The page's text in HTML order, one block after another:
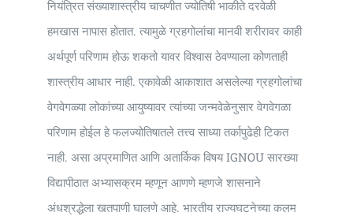
नियंत्रित संख्याशास्त्रीय चाचणीत ज्योतिषी भाकीते दरवेळी
हमखास नापास होतात. त्यामुळे ग्रहगोलांचा मानवी शरीरावर काही
अर्थपूर्ण परिणाम होऊ शकतो यावर विश्वास ठेवण्याला कोणताही
शास्त्रीय आधार नाही. एकावेळी आकाशात असलेल्या ग्रहगोलांचा
वेगवेगळ्या लोकांच्या आयुष्यावर त्यांच्या जन्मवेळेनुसार वेगवेगळा
परिणाम होईल हे फलज्योतिषातले तत्त्व साध्या तर्कापुढेही टिकत
नाही. असा अप्रमाणित आणि अतार्किक विषय IGNOU सारख्या
विद्यापीठात अभ्यासक्रम म्हणून आणणे म्हणजे शासनाने
अंधश्रद्धेला खतपाणी घालणे आहे. भारतीय राज्यघटनेच्या कलम